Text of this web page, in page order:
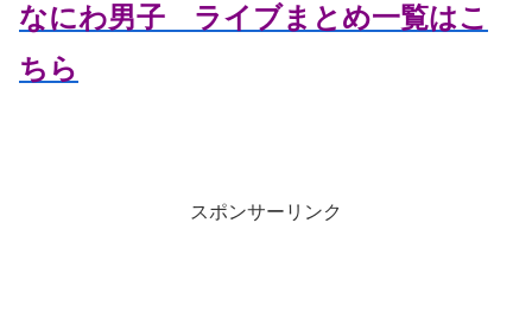
なにわ男子 ライブまとめ一覧はこ
ちら
スポンサーリンク